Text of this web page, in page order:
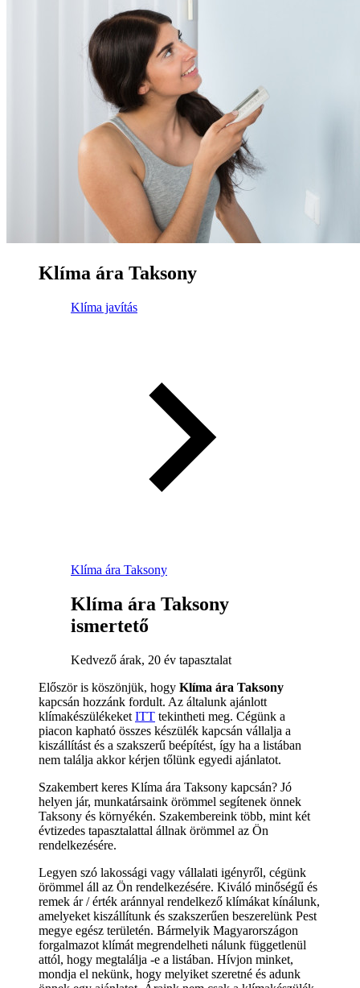
Klíma ára Taksony
Klíma javítás
Klíma ára Taksony
Klíma ára Taksony
ismertető
Kedvező árak, 20 év tapasztalat
Először is köszönjük, hogy Klíma ára Taksony
kapcsán hozzánk fordult. Az általunk ajánlott
klímakészülékeket ITT tekintheti meg. Cégünk a
piacon kapható összes készülék kapcsán vállalja a
kiszállítást és a szakszerű beépítést, így ha a listában
nem találja akkor kérjen tőlünk egyedi ajánlatot.
Szakembert keres Klíma ára Taksony kapcsán? Jó
helyen jár, munkatársaink örömmel segítenek önnek
Taksony és környékén. Szakembereink több, mint két
évtizedes tapasztalattal állnak örömmel az Ön
rendelkezésére.
Legyen szó lakossági vagy vállalati igényről, cégünk
örömmel áll az Ön rendelkezésére. Kiváló minőségű és
remek ár / érték aránnyal rendelkező klímákat kínálunk,
amelyeket kiszállítunk és szakszerűen beszerelünk Pest
megye egész területén. Bármelyik Magyarországon
forgalmazot klímát megrendelheti nálunk függetlenül
attól, hogy megtalálja -e a listában. Hívjon minket,
mondja el nekünk, hogy melyiket szeretné és adunk